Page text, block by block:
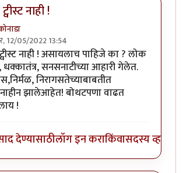
नाही !
12/05/2022 13:54
toमी लिहीन हो. पण ह्या कथेतbyअमरेंद्र
नाही ! असायलाच पाहिजे का ? लोक
धक्कातंत्र, सनसनाटीच्या आहारी गेलेत.
निरागसतेच्याबाबतीत
झालेआहेत! बोथटपणा वाढत
!
देण्यासाठीलॉग इन कराकिंवासदस्य व्हा